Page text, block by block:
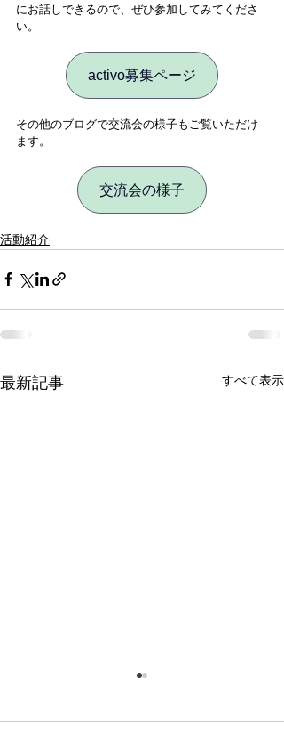
にお話しできるので、ぜひ参加してみてくださ
い。
activo募集ページ
その他のブログで交流会の様子もご覧いただけ
ます。
交流会の様子
活動紹介
最新記事 すべて表示